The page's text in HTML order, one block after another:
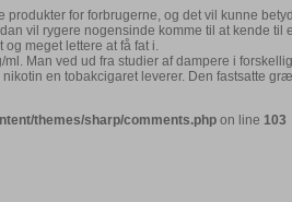
for forbrugerne, og det vil kunne
vil rygere nogensinde komme til at kende
meget lettere at få fat i.
Man ved ud fra studier af dampere i
en tobakcigaret leverer. Den fastsatte
themes/sharp/comments.php on line 103